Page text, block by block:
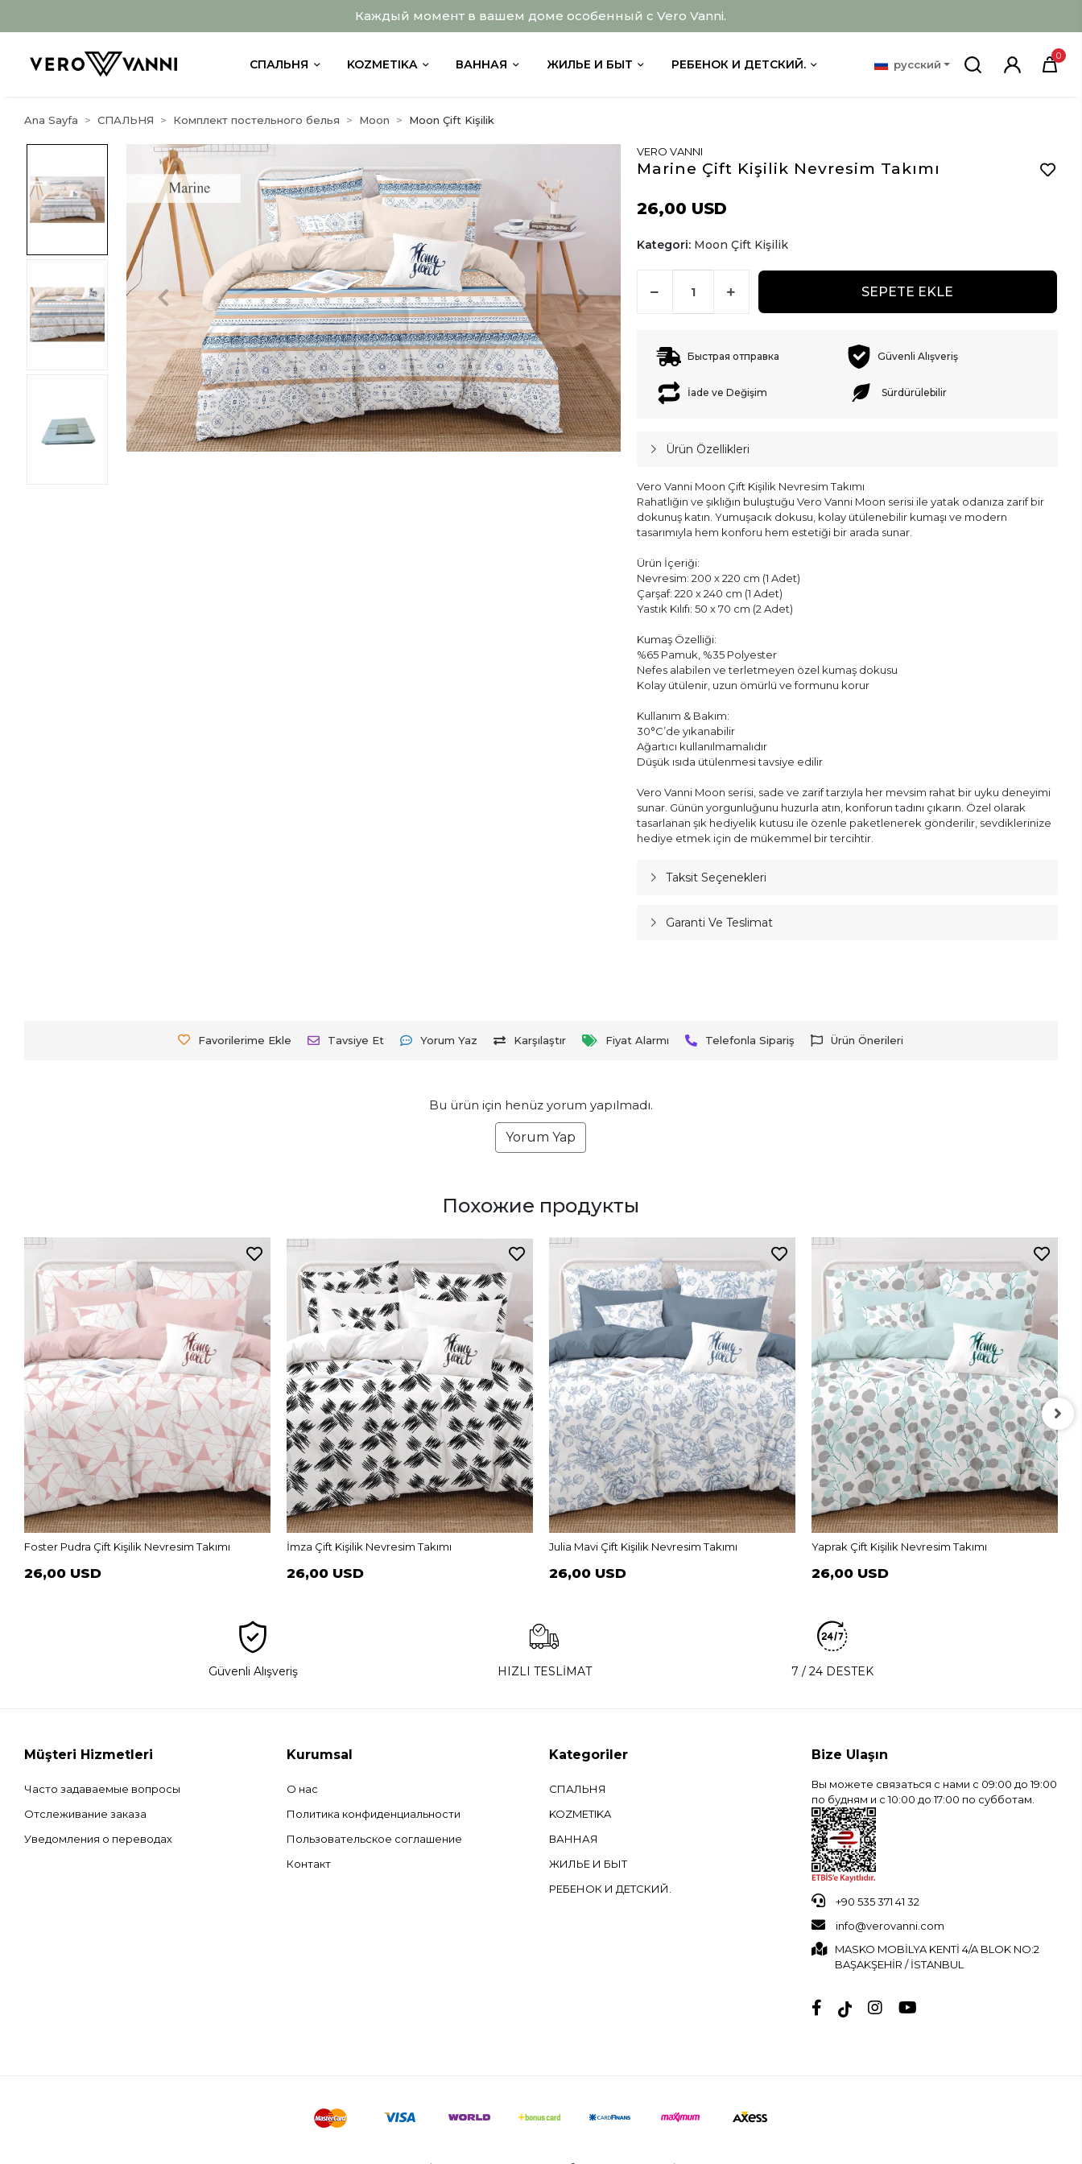
Каждый момент в вашем доме особенный с Vero Vanni.
СПАЛЬНЯ KOZMETIKA ВАННАЯ ЖИЛЬЕ И БЫТ РЕБЕНОК И ДЕТСКИЙ. русский
0
Ana Sayfa СПАЛЬНЯ Комплект постельного белья Moon Moon Çift Kişilik
VERO VANNI
Marine Çift Kişilik Nevresim Takımı
26,00 USD
Kategori: Moon Çift Kişilik
SEPETE EKLE
Быстрая отправка Güvenli Alışveriş
İade ve Değişim Sürdürülebilir
Ürün Özellikleri
Vero Vanni Moon Çift Kişilik Nevresim Takımı
Rahatlığın ve şıklığın buluştuğu Vero Vanni Moon serisi ile yatak odanıza zarif bir
dokunuş katın. Yumuşacık dokusu, kolay ütülenebilir kumaşı ve modern
tasarımıyla hem konforu hem estetiği bir arada sunar.
Ürün İçeriği:
Nevresim: 200 x 220 cm (1 Adet)
Çarşaf: 220 x 240 cm (1 Adet)
Yastık Kılıfı: 50 x 70 cm (2 Adet)
Kumaş Özelliği:
%65 Pamuk, %35 Polyester
Nefes alabilen ve terletmeyen özel kumaş dokusu
Kolay ütülenir, uzun ömürlü ve formunu korur
Kullanım & Bakım:
30°C’de yıkanabilir
Ağartıcı kullanılmamalıdır
Düşük ısıda ütülenmesi tavsiye edilir
Vero Vanni Moon serisi, sade ve zarif tarzıyla her mevsim rahat bir uyku deneyimi
sunar. Günün yorgunluğunu huzurla atın, konforun tadını çıkarın. Özel olarak
tasarlanan şık hediyelik kutusu ile özenle paketlenerek gönderilir, sevdiklerinize
hediye etmek için de mükemmel bir tercihtir.
Taksit Seçenekleri
Garanti Ve Teslimat
Favorilerime Ekle Tavsiye Et Yorum Yaz Karşılaştır Fiyat Alarmı Telefonla Sipariş Ürün Önerileri
Bu ürün için henüz yorum yapılmadı.
Yorum Yap
Похожие продукты
Foster Pudra Çift Kişilik Nevresim Takımı
26,00 USD
İmza Çift Kişilik Nevresim Takımı
26,00 USD
Julia Mavi Çift Kişilik Nevresim Takımı
26,00 USD
Yaprak Çift Kişilik Nevresim Takımı
26,00 USD
Güvenli Alışveriş HIZLI TESLİMAT 7 / 24 DESTEK
Müşteri Hizmetleri
Часто задаваемые вопросы
Отслеживание заказа
Уведомления о переводах
Kurumsal
О нас
Политика конфиденциальности
Пользовательское соглашение
Контакт
Kategoriler
СПАЛЬНЯ
KOZMETIKA
ВАННАЯ
ЖИЛЬЕ И БЫТ
РЕБЕНОК И ДЕТСКИЙ.
Bize Ulaşın
Вы можете связаться с нами с 09:00 до 19:00
по будням и с 10:00 до 17:00 по субботам.
+90 535 371 41 32
info@verovanni.com
MASKO MOBİLYA KENTİ 4/A BLOK NO:2
BAŞAKŞEHİR / İSTANBUL